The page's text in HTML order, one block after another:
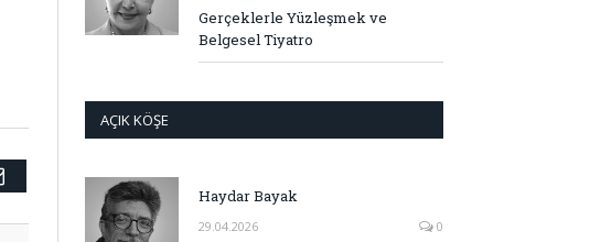
E-
Gerçeklerle Yüzleşmek ve
Belgesel Tiyatro
AÇIK KÖŞE
Haydar Bayak
29.04.2026 0